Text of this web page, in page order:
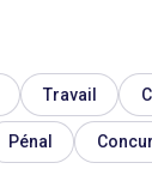
Travail
Pénal